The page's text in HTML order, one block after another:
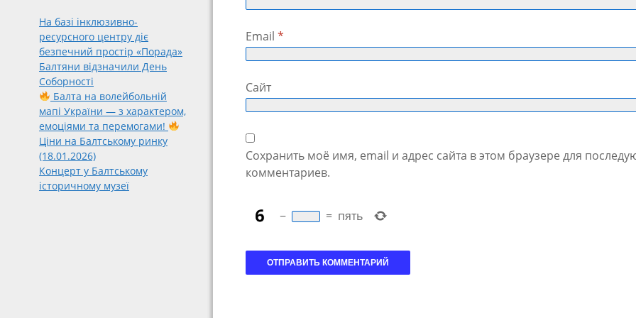
На базі інклюзивно-
ресурсного центру діє
безпечний простір «Порада»
Балтяни відзначили День
Соборності
Балта на волейбольній
мапі України — з характером,
емоціями та перемогами!
Ціни на Балтському ринку
(18.01.2026)
Концерт у Балтському
історичному музеї
Email*
Сайт
Сохранить моё имя, email и адрес сайта в этом браузере для
комментариев.
− = пять